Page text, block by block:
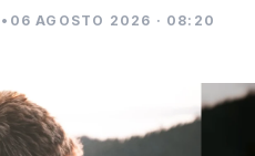
• 06 AGOSTO 2026 · 08:20